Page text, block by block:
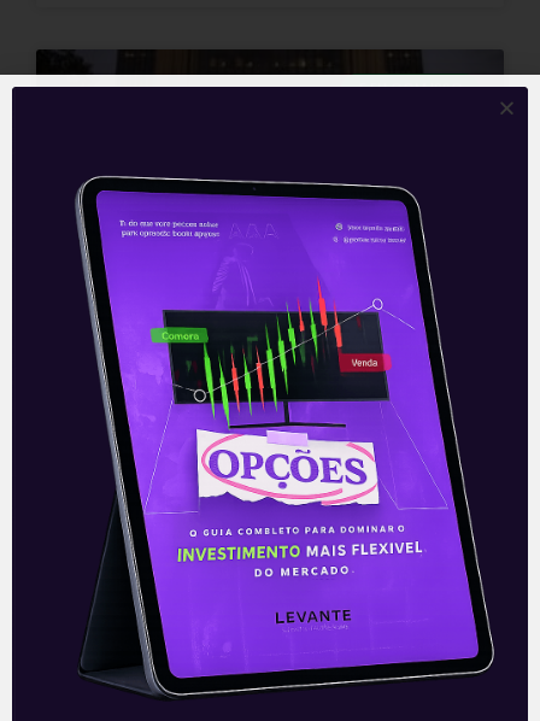
E EU COM ISSO
Bancos centrais na sinuca
Contrariando as expectativas de uma
tramitação lenta, o Senado americano foi
ágil e aprovou o pacote de ajuda
econômica de 1,9 trilhão de dólares no
Leia mais
08/03/2021